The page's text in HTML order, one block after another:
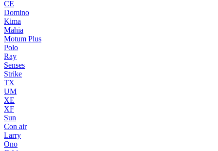
CE
Domino
Kima
Mahia
Motum Plus
Polo
Ray
Senses
Strike
TX
UM
XE
XF
Sun
Con air
Larry
Ono